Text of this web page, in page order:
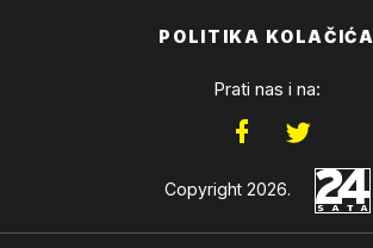
POLITIKA KOLAČIĆA
Prati nas i na:
Copyright 2026.